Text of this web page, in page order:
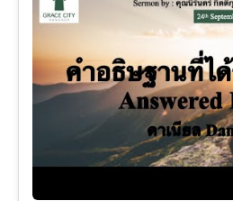
เฉลยธรรมบัญญัติ
โยชูวา
1 ซามูเอล